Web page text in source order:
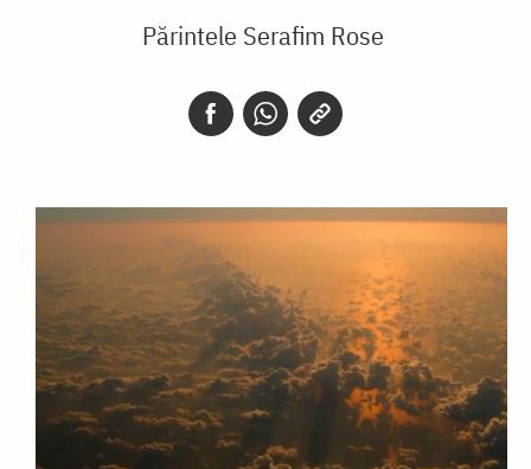
Părintele Serafim Rose